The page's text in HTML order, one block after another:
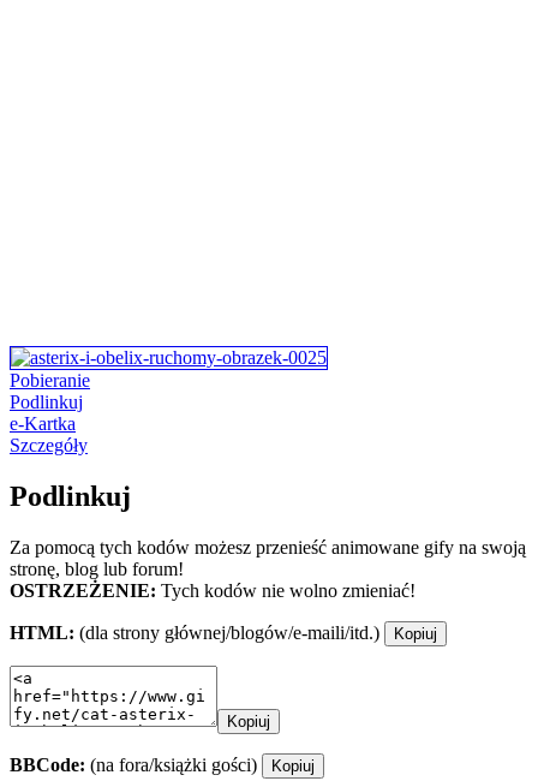
Pobieranie
Podlinkuj
e-Kartka
Szczegóły
Podlinkuj
Za pomocą tych kodów możesz przenieść animowane gify na swoją
stronę, blog lub forum!
OSTRZEŻENIE: Tych kodów nie wolno zmieniać!
HTML: (dla strony głównej/blogów/e-maili/itd.) Kopiuj
Kopiuj
BBCode: (na fora/książki gości) Kopiuj